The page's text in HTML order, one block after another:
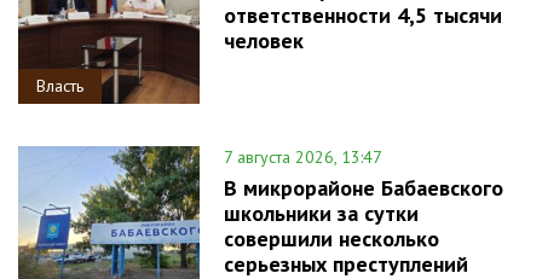
Власть
ответственности 4,5 тысячи
человек
7 августа 2026, 13:47
В микрорайоне Бабаевского
школьники за сутки
совершили несколько
серьезных преступлений